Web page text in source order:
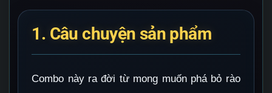
1. Câu chuyện sản phẩm
Combo này ra đời từ mong muốn phá bỏ rào